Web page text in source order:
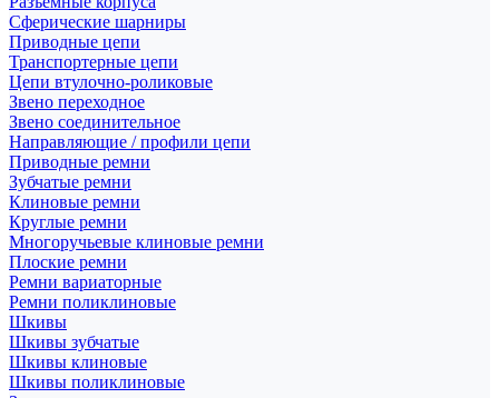
Сферические шарниры
Приводные цепи
Транспортерные цепи
Цепи втулочно-роликовые
Звено переходное
Звено соединительное
Направляющие / профили цепи
Приводные ремни
Зубчатые ремни
Клиновые ремни
Круглые ремни
Многоручьевые клиновые ремни
Плоские ремни
Ремни вариаторные
Ремни поликлиновые
Шкивы
Шкивы зубчатые
Шкивы клиновые
Шкивы поликлиновые